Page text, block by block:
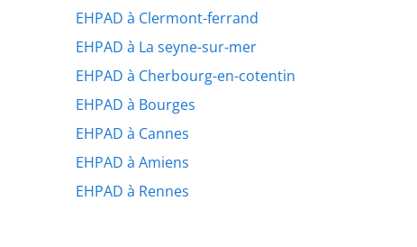
EHPAD à Clermont-ferrand
EHPAD à La seyne-sur-mer
EHPAD à Cherbourg-en-cotentin
EHPAD à Bourges
EHPAD à Cannes
EHPAD à Amiens
EHPAD à Rennes